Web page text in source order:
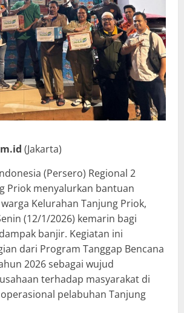
(Jakarta)
(Persero) Regional 2
Priok menyalurkan bantuan
Kelurahan Tanjung Priok,
(12/1/2026) kemarin bagi
banjir. Kegiatan ini
dari Program Tanggap Bencana
2026 sebagai wujud
terhadap masyarakat di
pelabuhan Tanjung